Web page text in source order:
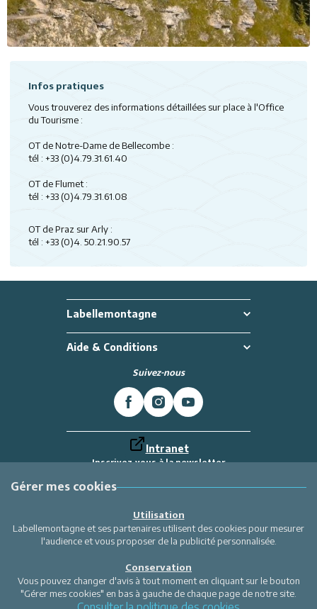
Infos pratiques
Vous trouverez des informations détaillées sur place à l'Office
du Tourisme :
OT de Notre-Dame de Bellecombe :
tél : +33 (0)4.79.31.61.40
OT de Flumet :
tél : +33 (0)4.79.31.61.08
OT de Praz sur Arly :
tél : +33 (0)4. 50.21.90.57
Labellemontagne
Aide & Conditions
Suivez-nous
Intranet
Inscrivez-vous à la newsletter
Labellemontagne
Gérer mes cookies
Utilisation
Labellemontagne et ses partenaires utilisent des cookies pour mesurer
l'audience et vous proposer de la publicité personnalisée.
Conservation
Vous pouvez changer d'avis à tout moment en cliquant sur le bouton
"Gérer mes cookies" en bas à gauche de chaque page de notre site.